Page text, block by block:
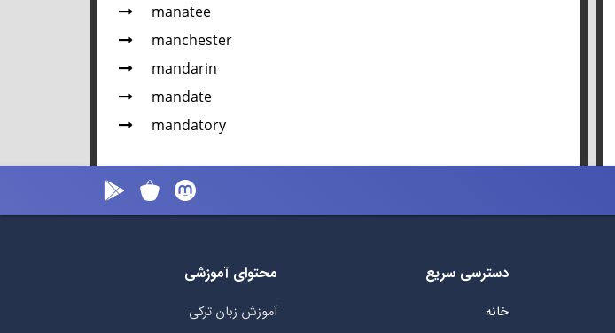
manatee
manchester
mandarin
mandate
mandatory
دسترسی سریع
خانه
محتوای آموزشی
آموزش زبان ترکی